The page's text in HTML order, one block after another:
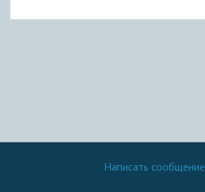
Написать сообщение